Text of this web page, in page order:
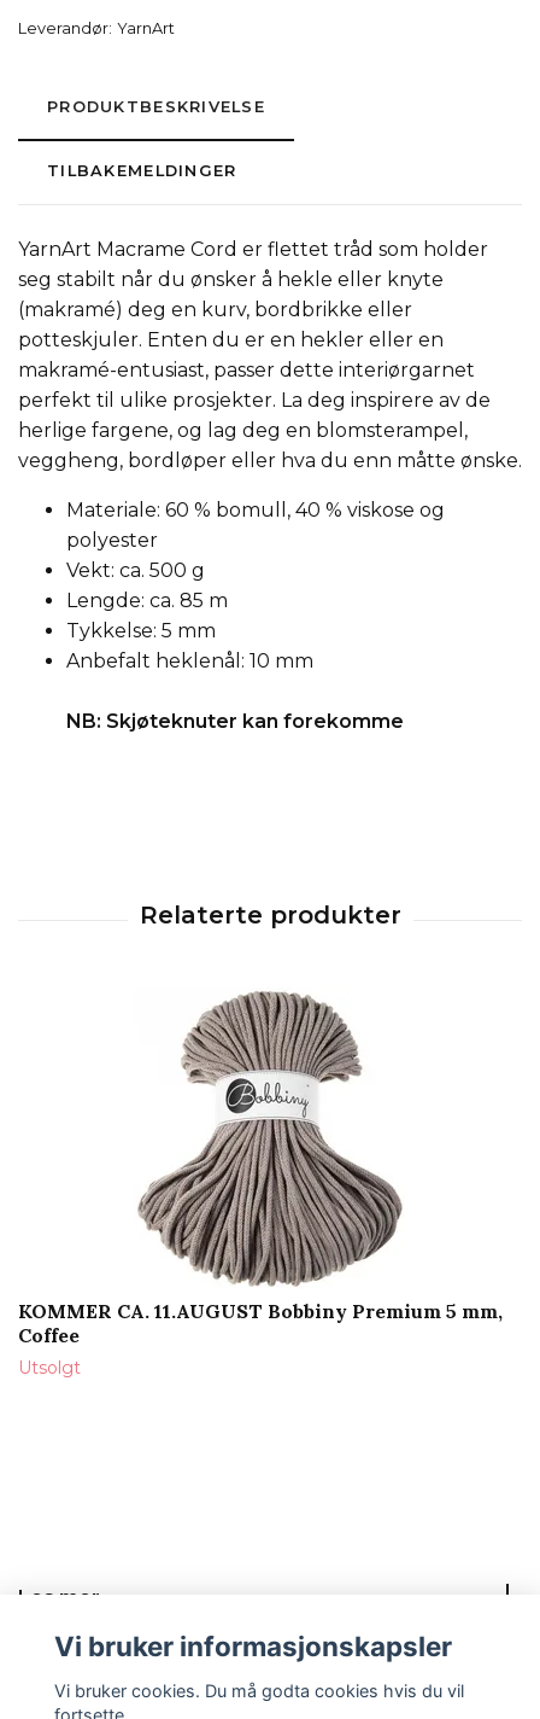
Leverandør: YarnArt
PRODUKTBESKRIVELSE
TILBAKEMELDINGER
YarnArt Macrame Cord er flettet tråd som holder
seg stabilt når du ønsker å hekle eller knyte
(makramé) deg en kurv, bordbrikke eller
potteskjuler. Enten du er en hekler eller en
makramé-entusiast, passer dette interiørgarnet
perfekt til ulike prosjekter. La deg inspirere av de
herlige fargene, og lag deg en blomsterampel,
veggheng, bordløper eller hva du enn måtte ønske.
Materiale: 60 % bomull, 40 % viskose og
polyester
Vekt: ca. 500 g
Lengde: ca. 85 m
Tykkelse: 5 mm
Anbefalt heklenål: 10 mm
NB: Skjøteknuter kan forekomme
KOMMER CA. 11.AUGUST Bobbiny Premium 5 mm,
Coffee
Utsolgt
Les mer
Vi bruker informasjonskapsler
Vi bruker cookies. Du må godta cookies hvis du vil
fortsette.